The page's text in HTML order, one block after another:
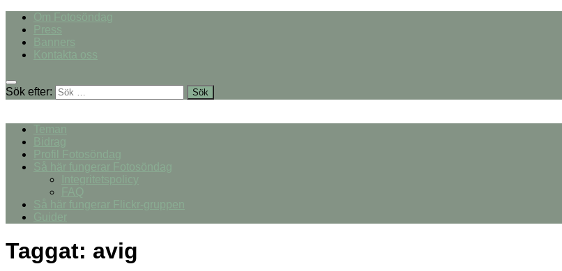
Om Fotosöndag
Press
Banners
Kontakta oss
Sök efter:
Teman
Bidrag
Profil Fotosöndag
Så här fungerar Fotosöndag
Integritetspolicy
FAQ
Så här fungerar Flickr-gruppen
Guider
Taggat: avig